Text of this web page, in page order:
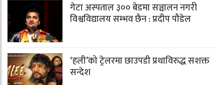
गेटा अस्पताल ३०० बेडमा सञ्चालन नगरी
विश्वविद्यालय सम्भव छैन : प्रदीप पौडेल
‘हली’को ट्रेलरमा छाउपडी प्रथाविरुद्ध सशक्त
सन्देश